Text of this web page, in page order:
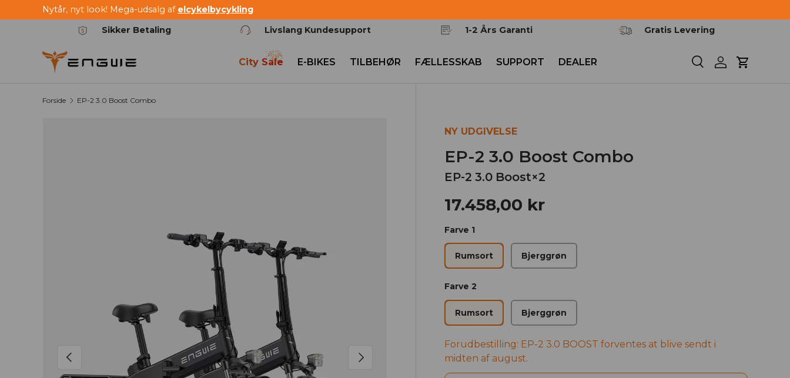
Spring til indhold
Nytår, nyt look! Mega-udsalg af elcykelbycykling
Sikker Betaling
Livslang Kundesupport 1-2 Års Garanti Gratis Levering
Søg Log indKurv
City Sale E-BIKES TILBEHØR FÆLLESSKAB SUPPORT DEALER
Forside EP-2 3.0 Boost Combo
Forrige Næste
NY UDGIVELSE
EP-2 3.0 Boost Combo
EP-2 3.0 Boost×2
17.458,00 kr
Farve 1
Rumsort Bjerggrøn
Farve 2
Rumsort Bjerggrøn
Forudbestilling: EP-2 3.0 BOOST forventes at blive sendt i
midten af ​​august.